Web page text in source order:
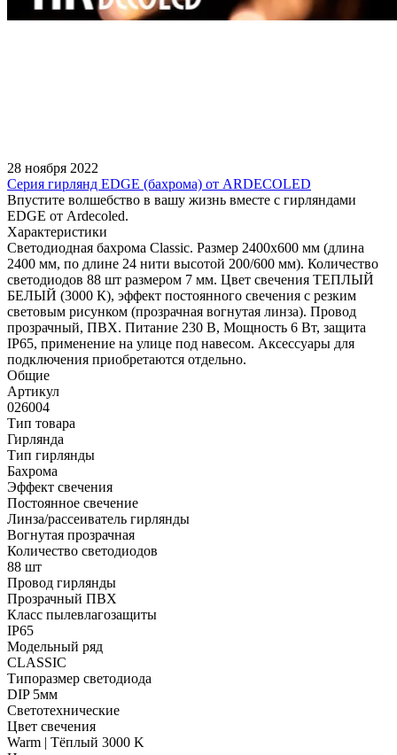
28 ноября 2022
Серия гирлянд EDGE (бахрома) от ARDECOLED
Впустите волшебство в вашу жизнь вместе с гирляндами
EDGE от Ardecoled.
Характеристики
Светодиодная бахрома Classic. Размер 2400x600 мм (длина
2400 мм, по длине 24 нити высотой 200/600 мм). Количество
светодиодов 88 шт размером 7 мм. Цвет свечения ТЕПЛЫЙ
БЕЛЫЙ (3000 К), эффект постоянного свечения с резким
световым рисунком (прозрачная вогнутая линза). Провод
прозрачный, ПВХ. Питание 230 В, Мощность 6 Вт, защита
IP65, применение на улице под навесом. Аксессуары для
подключения приобретаются отдельно.
Общие
Артикул
026004
Тип товара
Гирлянда
Тип гирлянды
Бахрома
Эффект свечения
Постоянное свечение
Линза/рассеиватель гирлянды
Вогнутая прозрачная
Количество светодиодов
88 шт
Провод гирлянды
Прозрачный ПВХ
Класс пылевлагозащиты
IP65
Модельный ряд
CLASSIC
Типоразмер светодиода
DIP 5мм
Светотехнические
Цвет свечения
Warm | Тёплый 3000 K